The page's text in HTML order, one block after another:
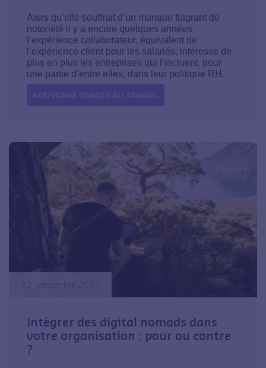
Alors qu’elle souffrait d’un manque flagrant de
notoriété il y a encore quelques années,
l’expérience collaborateur, équivalent de
l’expérience client pour les salariés, intéresse de
plus en plus les entreprises qui l’incluent, pour
une partie d’entre elles, dans leur politique RH.
NOUVEAUX USAGES AU TRAVAIL
Intégrer des digital nomads dans
votre organisation : pour ou contre
?